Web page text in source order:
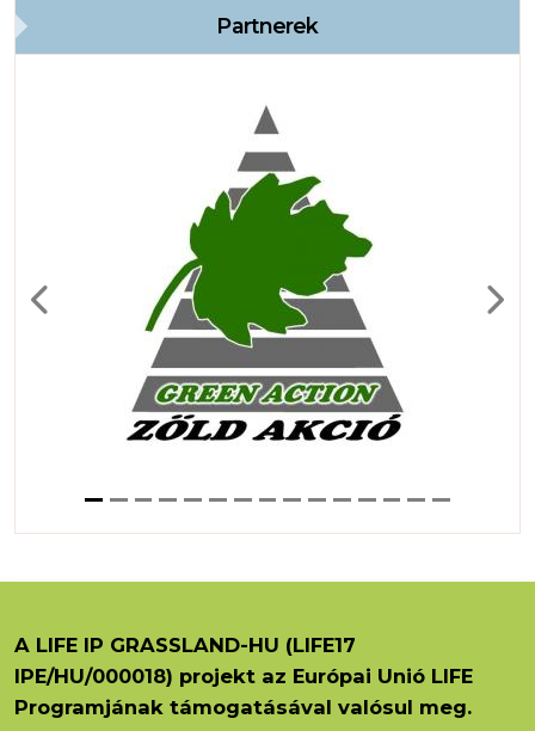
Partnerek
Previous Next
A LIFE IP GRASSLAND-HU (LIFE17
IPE/HU/000018) projekt az Európai Unió LIFE
Programjának támogatásával valósul meg.